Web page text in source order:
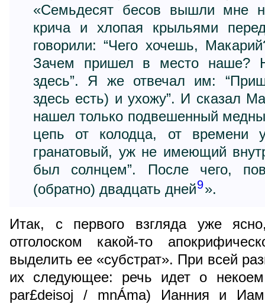
«Семьдесят бесов вышли мне
крича и хлопая крыльями
говорили: “Чего хочешь,
Зачем пришел в место наше?
здесь”. Я же отвечал им:
здесь есть) и ухожу”. И сказал
нашел только подвешенный
цепь от колодца, от времени
гранатовый, уж не имеющий
был солнцем”. После чего,
(обратно) двадцать дней9».
Итак, с первого взгляда уже
отголоском какой-то
выделить ее «субстрат». При всей
их следующее: речь идет о
par£deisoj / mnÁma) Ианния и